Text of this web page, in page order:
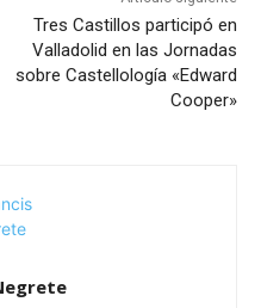
Tres Castillos participó en
Valladolid en las Jornadas
sobre Castellología «Edward
Cooper»